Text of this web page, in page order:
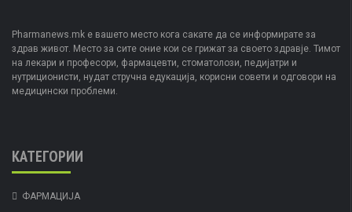
Pharmanews.mk е вашето место кога сакате да се информирате за
здрав живот. Место за сите оние кои се грижат за своето здравје. Тимот
на лекари и професори, фармацевти, стоматолози, педијатри и
нутриционисти, нудат стручна едукација, корисни совети и одговори на
медицински проблеми.
КАТЕГОРИИ
ФАРМАЦИЈА